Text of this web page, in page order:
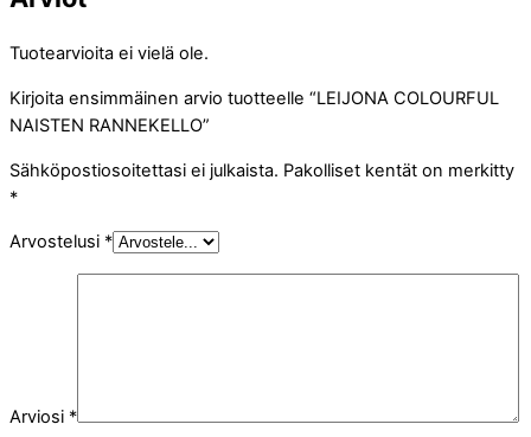
Tuotearvioita ei vielä ole.
Kirjoita ensimmäinen arvio tuotteelle “LEIJONA COLOURFUL
NAISTEN RANNEKELLO”
Sähköpostiosoitettasi ei julkaista. Pakolliset kentät on merkitty
*
Arvostelusi *
Arviosi *